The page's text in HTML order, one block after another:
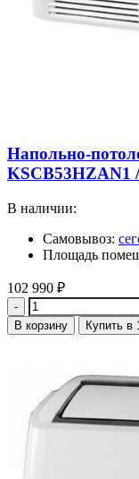
Напольно-
KSCB53HZAN1
В наличии:
Самовывоз:
Площадь
102 990 ₽
Количество
В корзину Купить в